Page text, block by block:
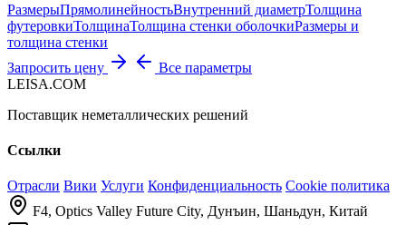
РазмерыПрямолинейностьВнутренний диаметрТолщина
футеровкиТолщинаТолщина стенки оболочкиРазмеры и
толщина стенки
Запросить цену
Все параметры
LEISA.COM
Поставщик неметаллических решений
Ссылки
Отрасли Вики Услуги Конфиденциальность Cookie политика
F4, Optics Valley Future City, Дунъин, Шаньдун, Китай